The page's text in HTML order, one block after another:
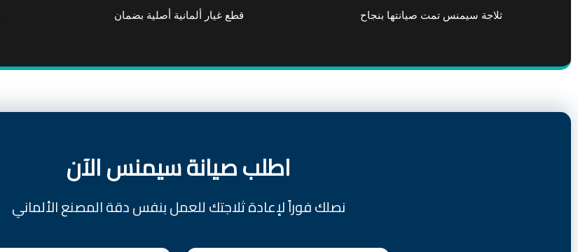
ثلاجة سيمنس تمت صيانتها بنجاح قطع غيار ألمانية أصلية بضمان
اطلب صيانة سيمنس الآن
نصلك فوراً لإعادة ثلاجتك للعمل بنفس دقة المصنع الألماني